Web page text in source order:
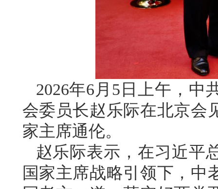
2026年6月5日上午，中
会委员长赵乐际在北京会
家主席通伦。
赵乐际表示，在习近平
国家主席战略引领下，中